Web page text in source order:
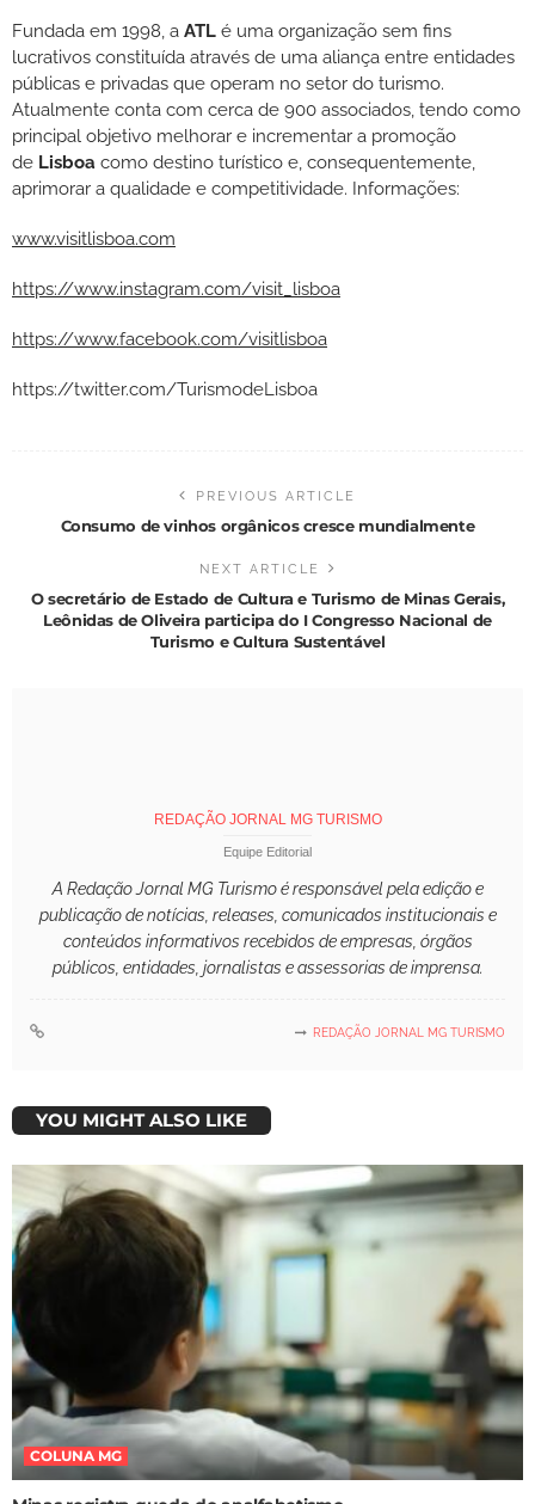
Fundada em 1998, a ATL é uma organização sem fins
lucrativos constituída através de uma aliança entre entidades
públicas e privadas que operam no setor do turismo.
Atualmente conta com cerca de 900 associados, tendo como
principal objetivo melhorar e incrementar a promoção
de Lisboa como destino turístico e, consequentemente,
aprimorar a qualidade e competitividade. Informações:
www.visitlisboa.com
https://www.instagram.com/visit_lisboa
https://www.facebook.com/visitlisboa
https://twitter.com/TurismodeLisboa
PREVIOUS ARTICLE
Consumo de vinhos orgânicos cresce mundialmente
NEXT ARTICLE
O secretário de Estado de Cultura e Turismo de Minas Gerais,
Leônidas de Oliveira participa do I Congresso Nacional de
Turismo e Cultura Sustentável
REDAÇÃO JORNAL MG TURISMO
Equipe Editorial
A Redação Jornal MG Turismo é responsável pela edição e
publicação de notícias, releases, comunicados institucionais e
conteúdos informativos recebidos de empresas, órgãos
públicos, entidades, jornalistas e assessorias de imprensa.
REDAÇÃO JORNAL MG TURISMO
YOU MIGHT ALSO LIKE
COLUNA MG